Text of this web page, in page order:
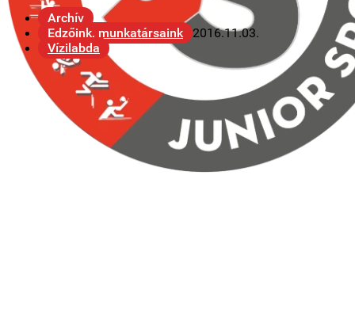
Archív
Edzőink, munkatársaink
Vízilabda
2016.11.03.